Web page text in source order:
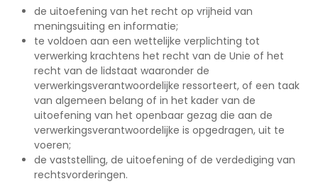
de uitoefening van het recht op vrijheid van
meningsuiting en informatie;
te voldoen aan een wettelijke verplichting tot
verwerking krachtens het recht van de Unie of het
recht van de lidstaat waaronder de
verwerkingsverantwoordelijke ressorteert, of een taak
van algemeen belang of in het kader van de
uitoefening van het openbaar gezag die aan de
verwerkingsverantwoordelijke is opgedragen, uit te
voeren;
de vaststelling, de uitoefening of de verdediging van
rechtsvorderingen.